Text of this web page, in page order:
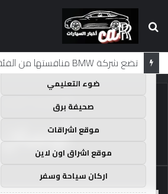
بحث
عن
الرئيسية أوستن
أوستن
توصيات :
باقة متميزة VIP (كود: AA35872):
ضوء التعليمي
صحيفة برق
موقع اشراقات
موقع اشراق اون لاين
اركان سياحة وسفر